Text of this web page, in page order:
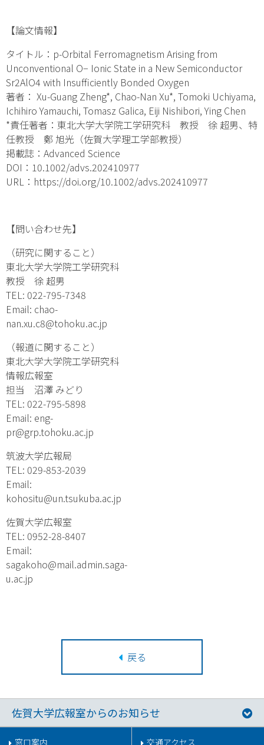
【論文情報】
タイトル： p-Orbital Ferromagnetism Arising from
Unconventional O− Ionic State in a New Semiconductor
Sr2AlO4 with Insufficiently Bonded Oxygen
著者： Xu-Guang Zheng*, Chao-Nan Xu*, Tomoki Uchiyama,
Ichihiro Yamauchi, Tomasz Galica, Eiji Nishibori, Ying Chen
*責任著者：東北大学大学院工学研究科 教授 徐 超男、特
任教授 鄭 旭光（佐賀大学理工学部教授）
掲載誌：Advanced Science
DOI：10.1002/advs.202410977
URL： https://doi.org/10.1002/advs.202410977
【問い合わせ先】
（研究に関すること）
東北大学大学院工学研究科
教授 徐 超男
TEL: 022-795-7348
Email: chao-
nan.xu.c8@tohoku.ac.jp
（報道に関すること）
東北大学大学院工学研究科
情報広報室
担当 沼澤 みどり
TEL: 022-795-5898
Email: eng-
pr@grp.tohoku.ac.jp
筑波大学広報局
TEL: 029-853-2039
Email:
kohositu@un.tsukuba.ac.jp
佐賀大学広報室
TEL: 0952-28-8407
Email:
sagakoho@mail.admin.saga-
u.ac.jp
戻る
佐賀大学広報室からのお知らせ
窓口案内 交通アクセス